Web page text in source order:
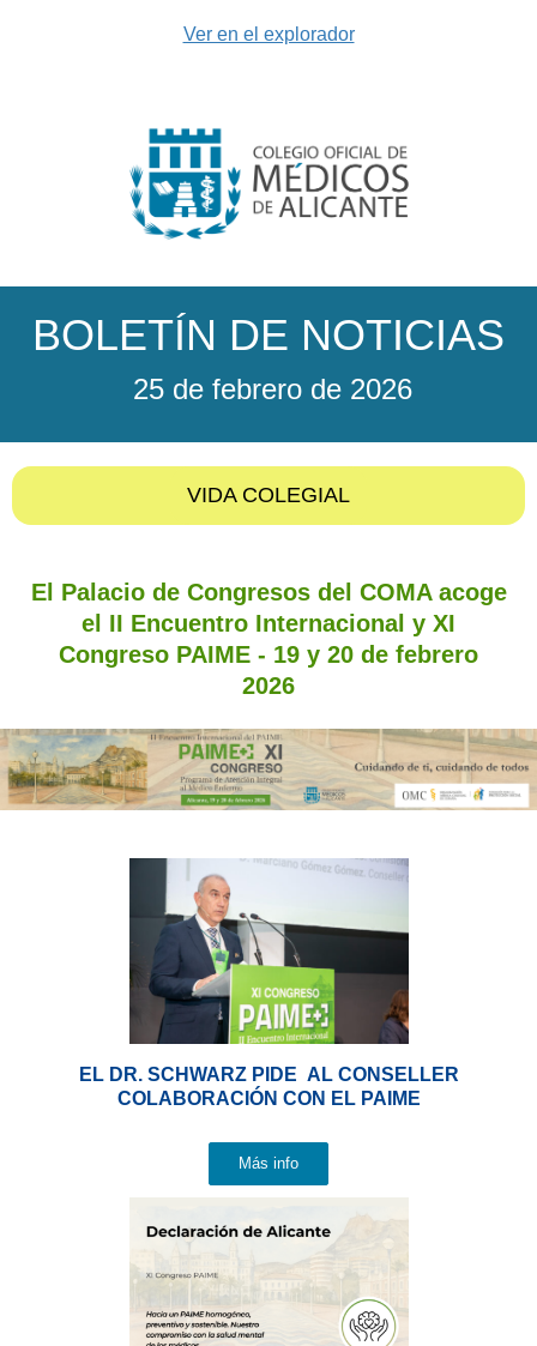
Ver en el explorador
BOLETÍN DE NOTICIAS
25 de febrero de 2026
VIDA COLEGIAL
El Palacio de Congresos del COMA acoge
el II Encuentro Internacional y XI
Congreso PAIME - 19 y 20 de febrero
2026
EL DR. SCHWARZ PIDE AL CONSELLER
COLABORACIÓN CON EL PAIME
Más info